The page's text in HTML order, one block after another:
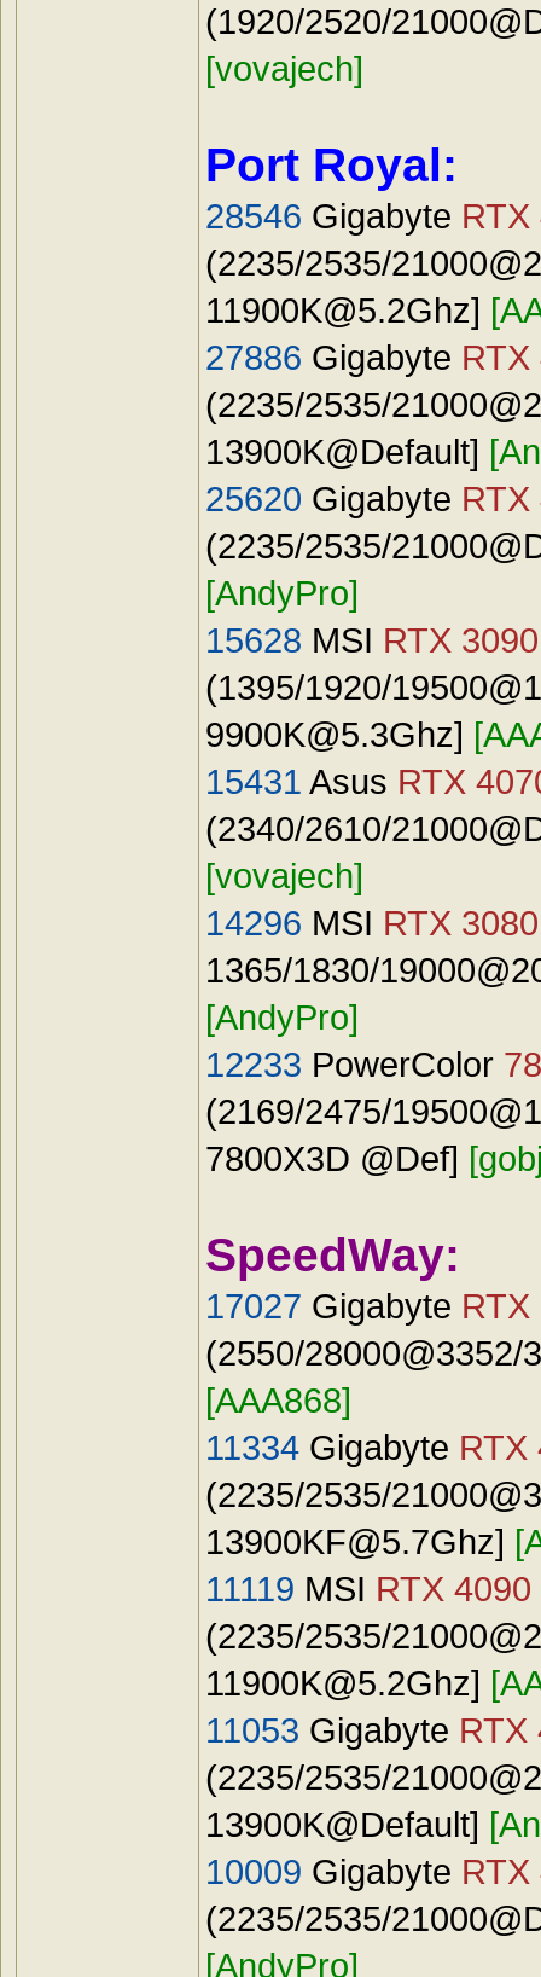
(1920/2520/
[vovajech]
Port Royal:
28546 Gigabyte RTX
(2235/2535/
11900K@5.2Ghz]
27886 Gigabyte RTX
(2235/2535/
13900K@Default]
25620 Gigabyte RTX
(2235/2535/
[AndyPro]
15628 MSI RTX 3090
(1395/1920/
9900K@5.3Ghz]
15431 Asus RTX
(2340/2610/
[vovajech]
14296 MSI RTX
1365/1830/
[AndyPro]
12233 PowerColor
(2169/2475/
7800X3D @Def]
SpeedWay:
17027 Gigabyte RTX
(2550/
[AAA868]
11334 Gigabyte RTX
(2235/2535/
13900KF@5.7Ghz]
11119 MSI RTX 4090
(2235/2535/
11900K@5.2Ghz]
11053 Gigabyte RTX
(2235/2535/
13900K@Default]
10009 Gigabyte RTX
(2235/2535/
[AndyPro]